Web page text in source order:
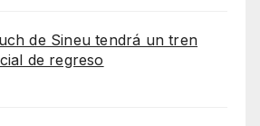
de Sineu tendrá un tren
de regreso